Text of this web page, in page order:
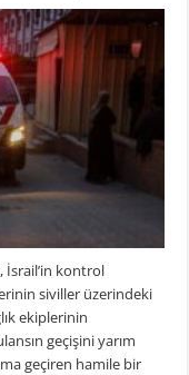
İsrail’in kontrol
siviller üzerindeki
ekiplerinin
geçişini yarım
geçiren hamile bir